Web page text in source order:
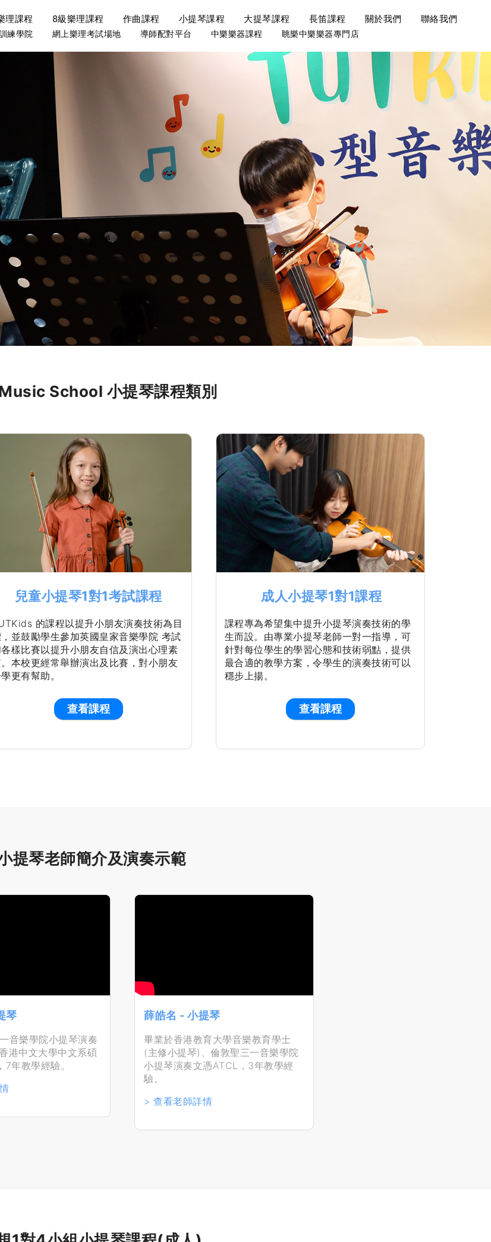
理課程 8級樂理課程 作曲課程 小提琴課程 大提琴課程 長笛課程 關於我們 聯絡我們
練學院 網上樂理考試場地 導師配對平台 中樂樂器課程 眺樂中樂樂器專門店 ×
請選擇適合你的課程:
範圍而編排，專為準備應考的同學而設，教學內容針對學生的弱項，主力教
及答題技巧，幫學生打好樂理基礎，亦會提供充份的補充練習及筆記。
5級樂理課程 8級樂理課程
School 小提琴課程類別
兒童小提琴1對1考試課程
的課程以提升小朋友演奏技術為目
並鼓勵學生參加英國皇家音樂學院 考試
樣比賽以提升小朋友自信及演出心理素
。本校更經常舉辦演出及比賽，對小朋友
更有幫助。
查看課程
成人小提琴1對1課程
課程專為希望集中提升小提琴演奏技術的學
生而設。由專業小提琴老師一對一指導，可
針對每位學生的學習心態和技術弱點，提供
最合適的教學方案，令學生的演奏技術可以
穩步上揚。
查看課程
提琴老師簡介及演奏示範
琴
音樂學院小提琴演奏
港中文大學中文系碩
年教學經驗。
薛皓名 - 小提琴
畢業於香港教育大學音樂教育學士
(主修小提琴)、倫敦聖三一音樂學院
小提琴演奏文憑ATCL，3年教學經
驗。
> 查看老師詳情
×
請選擇適合你的課程:
提琴課程分為 成人小組(1對4) 及 兒童/成人個別(1對1)的授課方式:
對4小組課程 1對1個別課程
×
司徒氏，香港出生，畢業於香港大學，主修音樂副修語言
學。自小於香港演藝學院青少年音樂課程跟隨蔡睿學習小
提琴，中提琴。亦曾師隨 Dr. Michael Ryan 學習唱歌及
司徒氏活躍於各類型音樂表演，包括在香港節慶管弦樂
團， HKFW六藝管弦樂團 擔任中提琴手, 演出於奇諾李
維斯電影，維他檸檬茶廣告，與新世紀管弦樂團到北京交
流(2004), 與香港大學嘉美蘭樂團到峇里(2009)交流 及
上海博覽(2010) 演出，等……
司徒氏對教學充滿熱誠，樂於接受新挑戰，並在2013年
獲得兒童心理學基礎證書。
×
於小學開始學習小提琴，師隨前香港青年交響樂團指揮薛
國宏先生、前香港小交響樂團第一小提琴手鄭一成先生。
樂團經驗豐富，包括香港弦人、香港青年愛樂樂團、香港
教育大學管弦樂團及香港同人管弦樂團等。
中學時代曾參與比利時青年音樂節，弦樂小組獲得二等
獎，亦隨香港青年愛樂樂團到北京國家大劇院演出。 已
考獲倫敦聖三一學院小提琴演奏文憑（ATCL），香港中
文大學中文系碩士生。
×
薛氏於9歲開始學習小提琴，啟蒙於羅蔚敏老師。其後在
香港教育大學隨小提琴演奏家顏家俊和雷欣主修小提琴，
在學期間加入了香港教育大學管弦樂團、香港教育大學早
期音樂團暨木笛隊和香港精英室樂團。
大三時透過參與交換生計劃，曾到台灣東吳大學音樂系交
流半年，獲彭廣林博士指導，並有幸加入東吳大學弦樂團
和爵士樂團，獲得不少演出機會。
大四回港後擔任香港教育大學早期音樂團暨木笛隊主席，
另外，薛氏有三年小提琴教學經驗，在畢業後也致力於教
授小提琴。現正從事不同琴行和私人學生的小提琴導師，
熱心教學。並成為了香港青年愛樂樂團團員。